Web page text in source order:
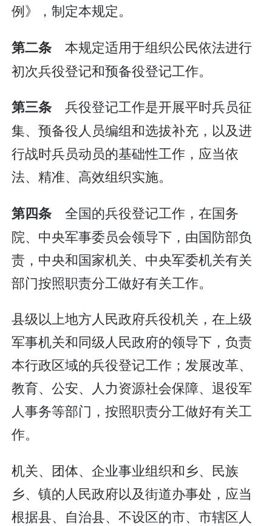
例》，制定本规定。
第二条本规定适用于组织公民依法进行
初次兵役登记和预备役登记工作。
第三条兵役登记工作是开展平时兵员征
集、预备役人员编组和选拔补充，以及进
行战时兵员动员的基础性工作，应当依
法、精准、高效组织实施。
第四条全国的兵役登记工作，在国务
院、中央军事委员会领导下，由国防部负
责，中央和国家机关、中央军委机关有关
部门按照职责分工做好有关工作。
县级以上地方人民政府兵役机关，在上级
军事机关和同级人民政府的领导下，负责
本行政区域的兵役登记工作；发展改革、
教育、公安、人力资源社会保障、退役军
人事务等部门，按照职责分工做好有关工
作。
机关、团体、企业事业组织和乡、民族
乡、镇的人民政府以及街道办事处，应当
根据县、自治县、不设区的市、市辖区人